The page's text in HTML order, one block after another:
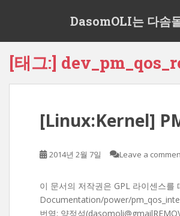
DasomOLI는 다솜
[태그:]
[Linux:Kernel]
2014년 2월 7일 Leave a
이 문서의 저작권은 GPL 라이센스
Documentation/power/
번역: 양정석